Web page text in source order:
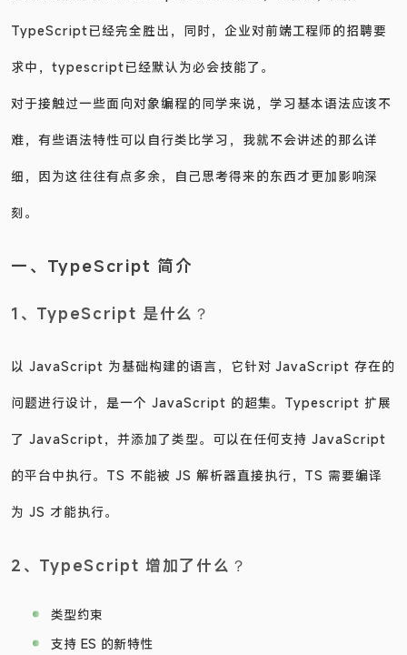
TypeScript已经完全胜出，同时，企业对前端工程师的招聘要
求中，typescript已经默认为必会技能了。
对于接触过一些面向对象编程的同学来说，学习基本语法应该不
难，有些语法特性可以自行类比学习，我就不会讲述的那么详
细，因为这往往有点多余，自己思考得来的东西才更加影响深
刻。
一、TypeScript 简介
1、TypeScript 是什么？
以 JavaScript 为基础构建的语言，它针对 JavaScript 存在的
问题进行设计，是一个 JavaScript 的超集。Typescript 扩展
了 JavaScript，并添加了类型。可以在任何支持 JavaScript
的平台中执行。TS 不能被 JS 解析器直接执行，TS 需要编译
为 JS 才能执行。
2、TypeScript 增加了什么？
类型约束
支持 ES 的新特性